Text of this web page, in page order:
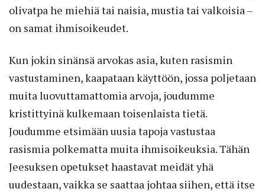
olivatpa he miehiä tai naisia, mustia tai valkoisia –
on samat ihmisoikeudet.
Kun jokin sinänsä arvokas asia, kuten rasismin
vastustaminen, kaapataan käyttöön, jossa poljetaan
muita luovuttamattomia arvoja, joudumme
kristittyinä kulkemaan toisenlaista tietä.
Joudumme etsimään uusia tapoja vastustaa
rasismia polkematta muita ihmisoikeuksia. Tähän
Jeesuksen opetukset haastavat meidät yhä
uudestaan, vaikka se saattaa johtaa siihen, että itse